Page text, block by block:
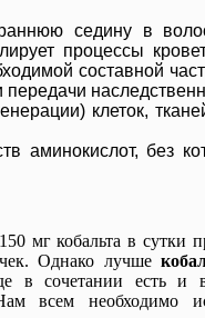
седину в
процессы
составной
клеток,
аминокислот, без
мг кобальта в сутки
Однако лучше
в сочетании есть
всем необходимо